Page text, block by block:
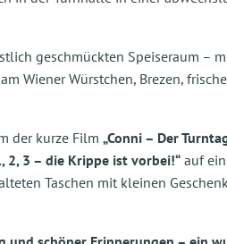
geschmückten Speiseraum –
Wiener Würstchen, Brezen,
der kurze Film „Conni – Der
2, 3 – die Krippe ist vorbei!“ auf
Taschen mit kleinen